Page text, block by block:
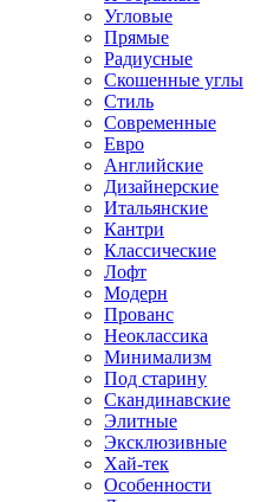
Угловые
Прямые
Радиусные
Скошенные углы
Стиль
Современные
Евро
Английские
Дизайнерские
Итальянские
Кантри
Классические
Лофт
Модерн
Прованс
Неоклассика
Минимализм
Под старину
Скандинавские
Элитные
Эксклюзивные
Хай-тек
Особенности